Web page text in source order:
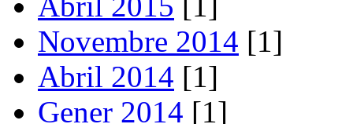
Novembre 2014 [1]
Abril 2014 [1]
Gener 2014 [1]